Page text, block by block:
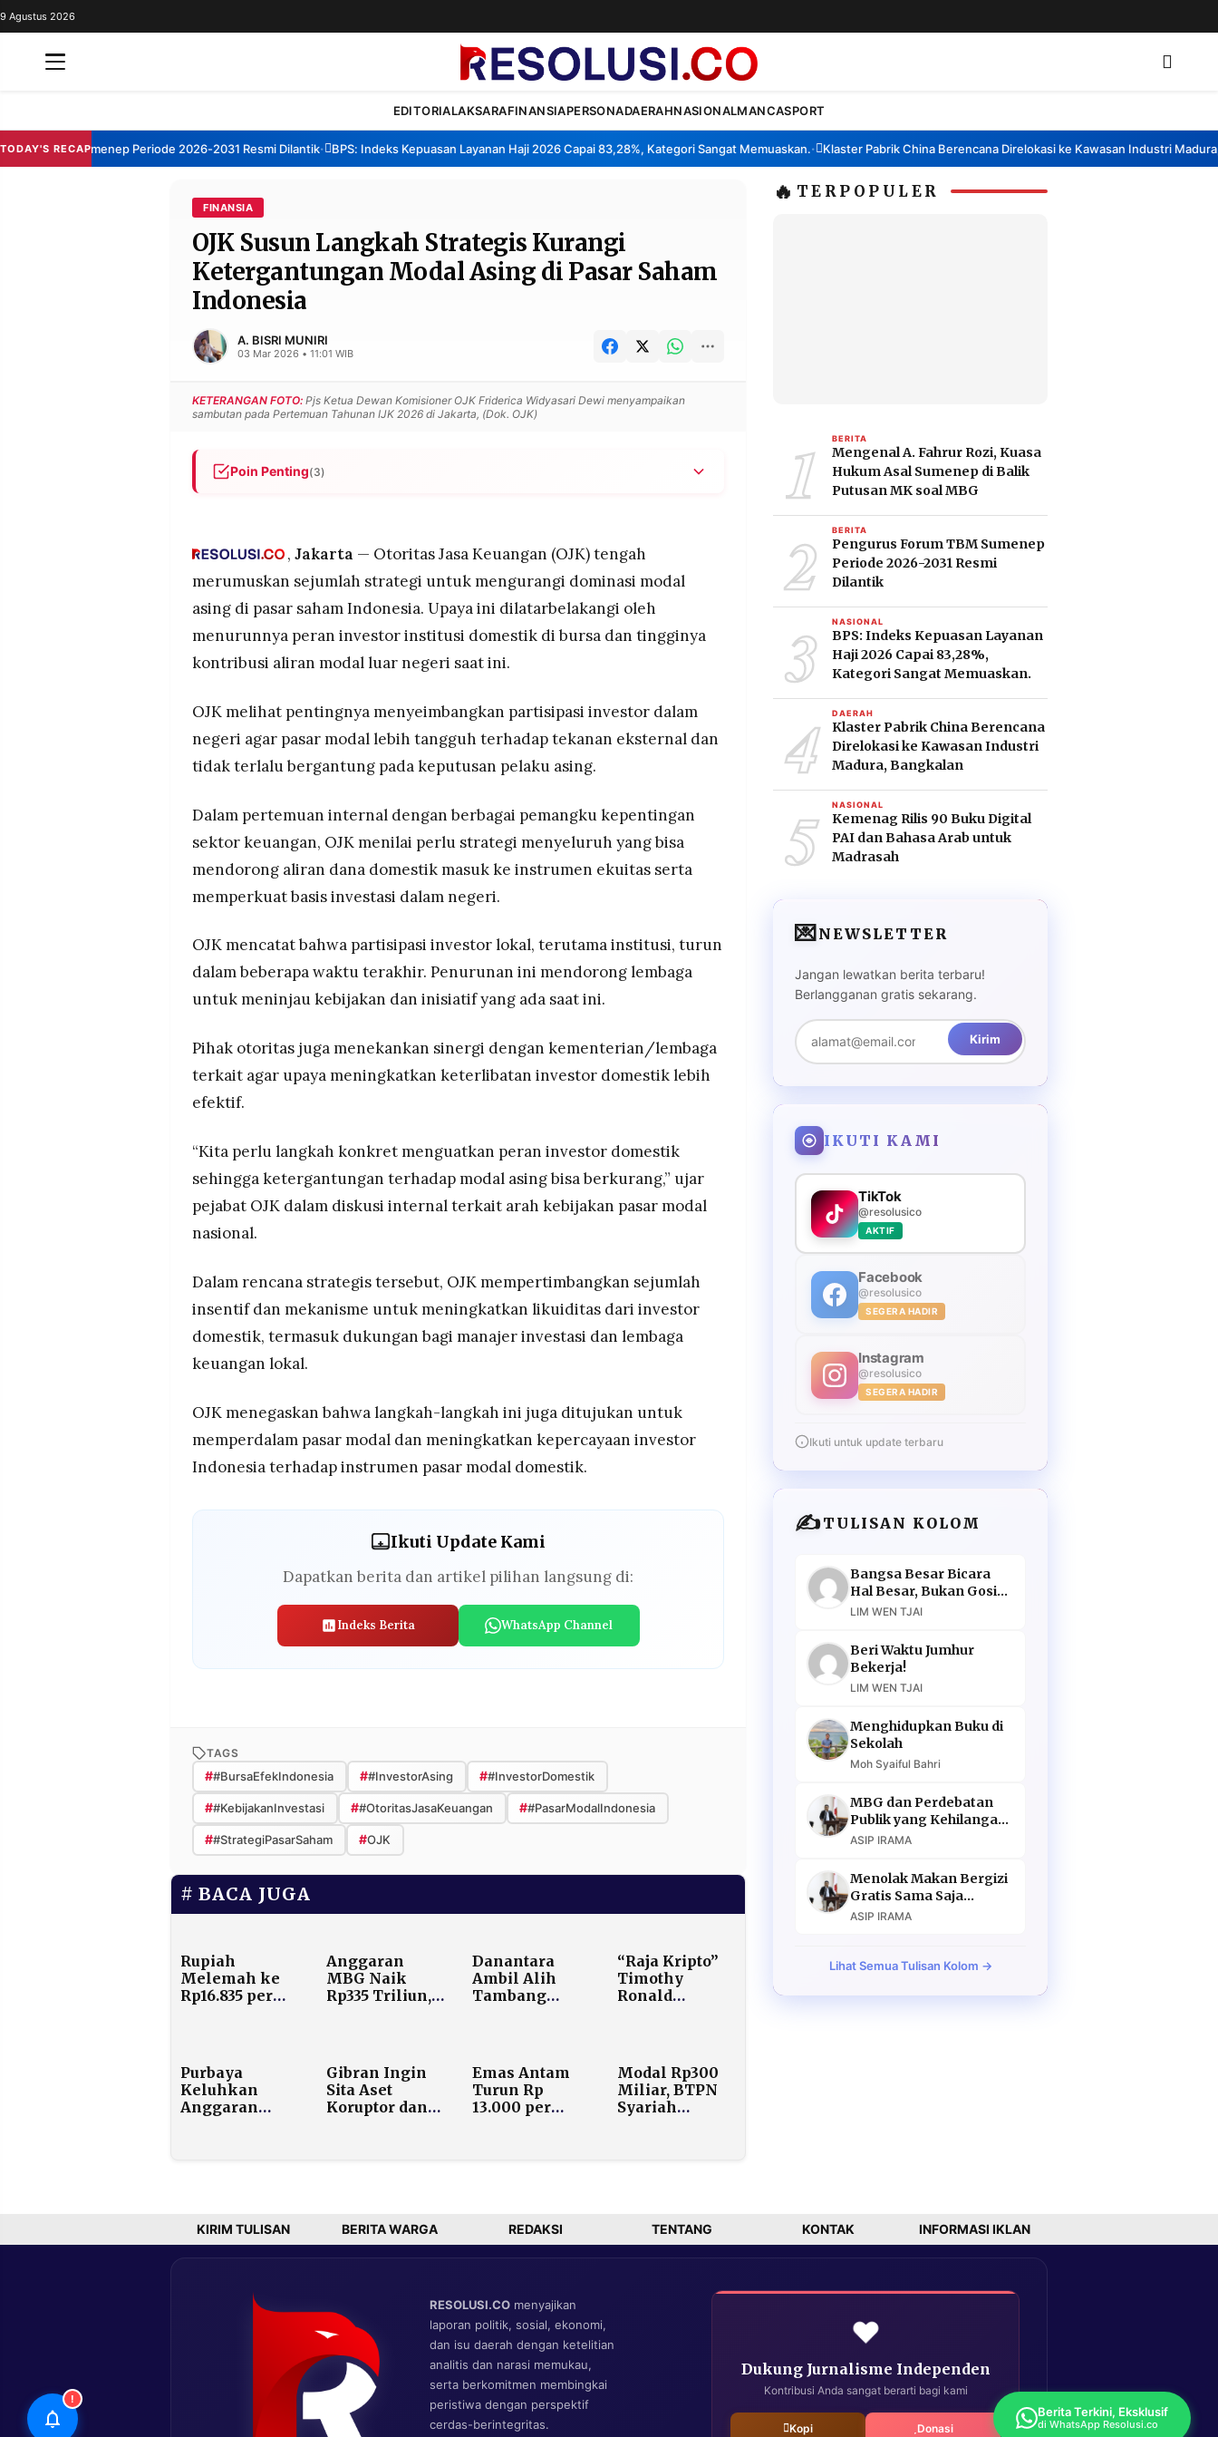
REDAKSI
9 Agustus 2026
EDITORIALAKSARAFINANSIAPERSONADAERAHNASIONALMANCASPORT
TODAY'S RECAP
TBM Sumenep Periode 2026-2031 Resmi Dilantik• BPS: Indeks Kepuasan Layanan Haji 2026 Capai 83,28%, Kategori Sangat Memuaskan.• Klaster Pabrik China Berencana Direlokasi ke Kawasan Industri Madura,
FINANSIA
OJK Susun Langkah Strategis Kurangi
Ketergantungan Modal Asing di Pasar Saham
Indonesia
A. BISRI MUNIRI
03 Mar 2026 • 11:01 WIB
KETERANGAN FOTO: Pjs Ketua Dewan Komisioner OJK Friderica Widyasari Dewi menyampaikan
sambutan pada Pertemuan Tahunan IJK 2026 di Jakarta, (Dok. OJK)
Poin Penting(3)
Penurunan partisipasi institusi dalam negeri menjadi salah satu faktor utama
investasi lokal sekaligus memperdalam pasar modal nasional.
, Jakarta — Otoritas Jasa Keuangan (OJK) tengah
merumuskan sejumlah strategi untuk mengurangi dominasi modal
asing di pasar saham Indonesia. Upaya ini dilatarbelakangi oleh
menurunnya peran investor institusi domestik di bursa dan tingginya
kontribusi aliran modal luar negeri saat ini.
OJK melihat pentingnya menyeimbangkan partisipasi investor dalam
negeri agar pasar modal lebih tangguh terhadap tekanan eksternal dan
tidak terlalu bergantung pada keputusan pelaku asing.
Dalam pertemuan internal dengan berbagai pemangku kepentingan
sektor keuangan, OJK menilai perlu strategi menyeluruh yang bisa
mendorong aliran dana domestik masuk ke instrumen ekuitas serta
memperkuat basis investasi dalam negeri.
OJK mencatat bahwa partisipasi investor lokal, terutama institusi, turun
dalam beberapa waktu terakhir. Penurunan ini mendorong lembaga
untuk meninjau kebijakan dan inisiatif yang ada saat ini.
Pihak otoritas juga menekankan sinergi dengan kementerian/lembaga
terkait agar upaya meningkatkan keterlibatan investor domestik lebih
efektif.
“Kita perlu langkah konkret menguatkan peran investor domestik
sehingga ketergantungan terhadap modal asing bisa berkurang,” ujar
pejabat OJK dalam diskusi internal terkait arah kebijakan pasar modal
nasional.
Dalam rencana strategis tersebut, OJK mempertimbangkan sejumlah
insentif dan mekanisme untuk meningkatkan likuiditas dari investor
domestik, termasuk dukungan bagi manajer investasi dan lembaga
keuangan lokal.
OJK menegaskan bahwa langkah-langkah ini juga ditujukan untuk
memperdalam pasar modal dan meningkatkan kepercayaan investor
Indonesia terhadap instrumen pasar modal domestik.
Ikuti Update Kami
Dapatkan berita dan artikel pilihan langsung di:
Indeks Berita WhatsApp Channel
TAGS
##BursaEfekIndonesia ##InvestorAsing ##InvestorDomestik
##KebijakanInvestasi ##OtoritasJasaKeuangan ##PasarModalIndonesia
##StrategiPasarSaham #OJK
BACA JUGA
Rupiah
Melemah ke
Rp16.835 per
Tertekan Data
Ekonomi AS
dan Ancaman
Tarif Trump
Anggaran
MBG Naik
Rp335 Triliun,
Berpotensi
Raup Cuan
Danantara
Ambil Alih
Tambang
lewat
Perminas
“Raja Kripto”
Timothy
Ronald
3.500 Korban
Berani Lapor
Polisi
Purbaya
Keluhkan
Anggaran
Gibran Ingin
Sita Aset
Koruptor dan
Emas Antam
Turun Rp
13.000 per
Modal Rp300
Miliar, BTPN
Syariah
🔥 TERPOPULER
1 BERITA
Mengenal A. Fahrur Rozi, Kuasa
Hukum Asal Sumenep di Balik
Putusan MK soal MBG
2 BERITA
Pengurus Forum TBM Sumenep
Periode 2026-2031 Resmi
Dilantik
3 NASIONAL
BPS: Indeks Kepuasan Layanan
Haji 2026 Capai 83,28%,
Kategori Sangat Memuaskan.
4 DAERAH
Klaster Pabrik China Berencana
Direlokasi ke Kawasan Industri
Madura, Bangkalan
5 NASIONAL
Kemenag Rilis 90 Buku Digital
PAI dan Bahasa Arab untuk
Madrasah
💌NEWSLETTER
Jangan lewatkan berita terbaru!
Berlangganan gratis sekarang.
Kirim
IKUTI KAMI
TikTok
@resolusico
AKTIF
Facebook
@resolusico
SEGERA HADIR
Instagram
@resolusico
SEGERA HADIR
Ikuti untuk update terbaru
✍️TULISAN KOLOM
Bangsa Besar Bicara
Hal Besar, Bukan Gosip
Murahan
LIM WEN TJAI
Beri Waktu Jumhur
Bekerja!
LIM WEN TJAI
Menghidupkan Buku di
Sekolah
Moh Syaiful Bahri
MBG dan Perdebatan
Publik yang Kehilangan
Argumen
ASIP IRAMA
Menolak Makan Bergizi
Gratis Sama Saja
Menolak Masa Depan
ASIP IRAMA
Lihat Semua Tulisan Kolom →
KIRIM TULISAN BERITA WARGA REDAKSI TENTANG KONTAK INFORMASI IKLAN
RESOLUSI.CO menyajikan
laporan politik, sosial, ekonomi,
dan isu daerah dengan ketelitian
analitis dan narasi memukau,
serta berkomitmen membingkai
peristiwa dengan perspektif
cerdas-berintegritas.
❤️
Dukung Jurnalisme Independen
Kontribusi Anda sangat berarti bagi kami
Kopi Donasi
!
Berita Terkini, Eksklusif
di WhatsApp Resolusi.co